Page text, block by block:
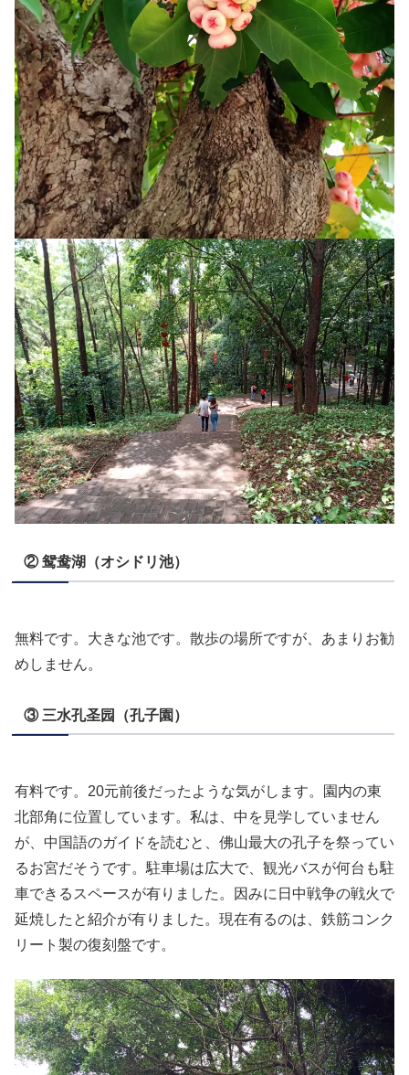
② 鸳鸯湖（オシドリ池）
無料です。大きな池です。散歩の場所ですが、あまりお勧
めしません。
③ 三水孔圣园（孔子園）
有料です。20元前後だったような気がします。園内の東
北部角に位置しています。私は、中を見学していません
が、中国語のガイドを読むと、佛山最大の孔子を祭ってい
るお宮だそうです。駐車場は広大で、観光バスが何台も駐
車できるスペースが有りました。因みに日中戦争の戦火で
延焼したと紹介が有りました。現在有るのは、鉄筋コンク
リート製の復刻盤です。